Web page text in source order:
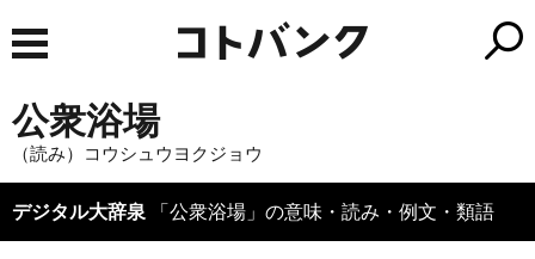
公衆浴場
（読み）コウシュウヨクジョウ
デジタル大辞泉 「公衆浴場」の意味・読み・例文・類語